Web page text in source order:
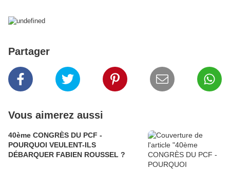
Partager
Vous aimerez aussi
40ème CONGRÈS DU PCF -
POURQUOI VEULENT-ILS
DÉBARQUER FABIEN ROUSSEL ?